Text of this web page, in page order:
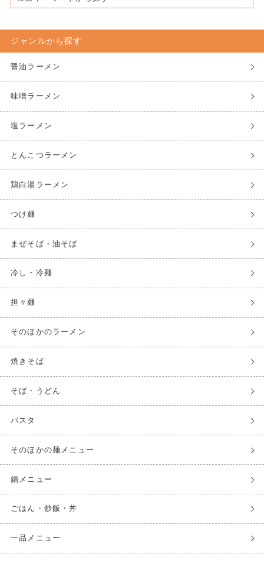
ジャンルから探す
醤油ラーメン
味噌ラーメン
塩ラーメン
とんこつラーメン
鶏白湯ラーメン
つけ麺
まぜそば・油そば
冷し・冷麺
担々麺
そのほかのラーメン
焼きそば
そば・うどん
パスタ
そのほかの麺メニュー
鍋メニュー
ごはん・炒飯・丼
一品メニュー